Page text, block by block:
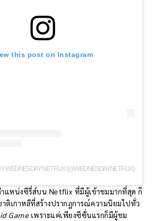
this post on Instagram
WEDNESDAY NETFLIX (@WEDNESDAYNETFLIX)
แหน่งซีรี่ส์บน Netflix ที่มีผู้เข้าชมมากที่สุด ก็
ติเกาหลีที่สร้างปรากฏการณ์ความนิยมไปทั่ว
Gameเพราะแค่เพียงซีซั่นแรกก็มีผู้ชม